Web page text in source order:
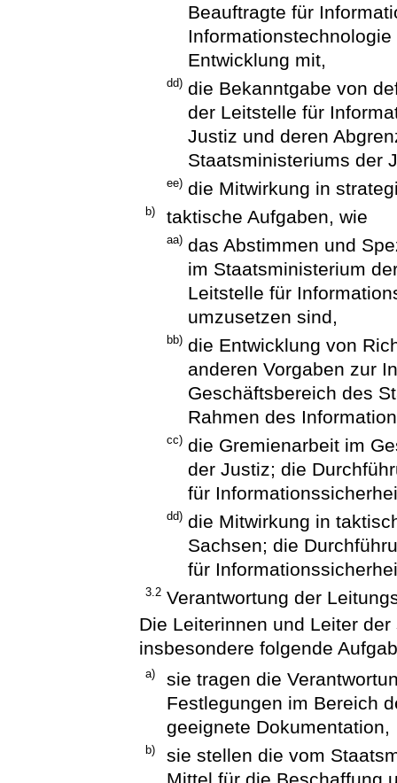
Beauftragte für
Entwicklung mit,
dd) die Bekanntgabe von
der Leitstelle für
Justiz und deren
Staatsministeriums der
ee) die Mitwirkung in
b) taktische Aufgaben, wie
aa) das Abstimmen und
im Staatsministerium
Leitstelle für
umzusetzen sind,
bb) die Entwicklung von
anderen Vorgaben zur
Geschäftsbereich des
Rahmen des
cc) die Gremienarbeit im
der Justiz; die
für
dd) die Mitwirkung in
Sachsen; die
für
3.2 Verantwortung der
Die Leiterinnen und Leiter
insbesondere folgende
a)
sie tragen die
Festlegungen im Bereich
geeignete Dokumentation,
b)
sie stellen die vom